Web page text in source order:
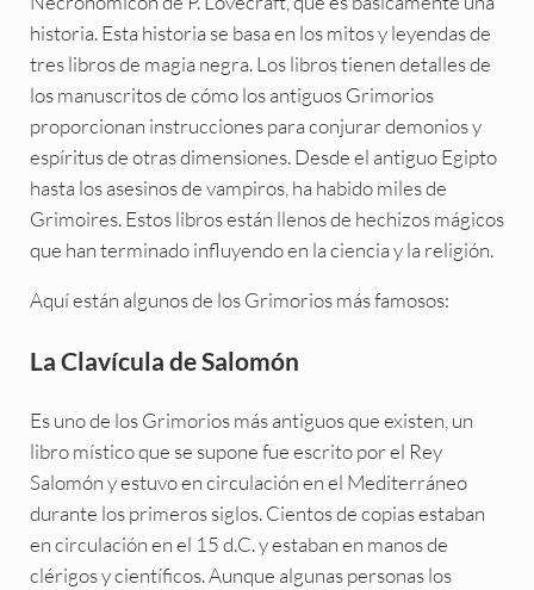
historia. Esta historia se basa en los mitos y leyendas de
tres libros de magia negra. Los libros tienen detalles de
los manuscritos de cómo los antiguos Grimorios
proporcionan instrucciones para conjurar demonios y
espíritus de otras dimensiones. Desde el antiguo Egipto
hasta los asesinos de vampiros, ha habido miles de
Grimoires. Estos libros están llenos de hechizos mágicos
que han terminado influyendo en la ciencia y la religión.
Aquí están algunos de los Grimorios más famosos:
La Clavícula de Salomón
Es uno de los Grimorios más antiguos que existen, un
libro místico que se supone fue escrito por el Rey
Salomón y estuvo en circulación en el Mediterráneo
durante los primeros siglos. Cientos de copias estaban
en circulación en el 15 d.C. y estaban en manos de
clérigos y científicos. Aunque algunas personas los